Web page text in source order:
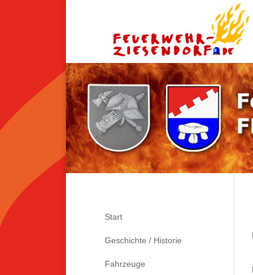
Start
Geschichte / Historie
Fahrzeuge